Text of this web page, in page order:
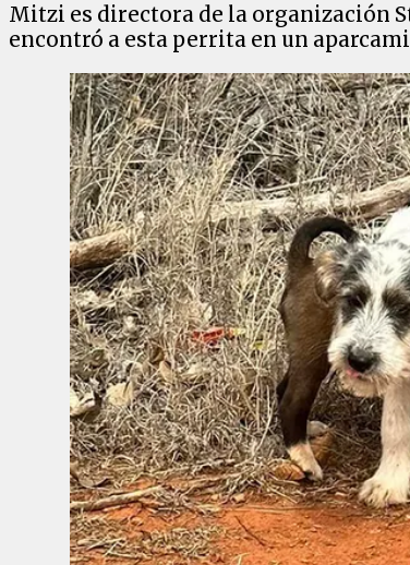
Mitzi es directora de la organización
encontró a esta perrita en un